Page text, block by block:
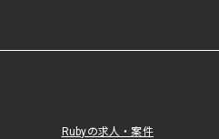
Rubyの求人・案件